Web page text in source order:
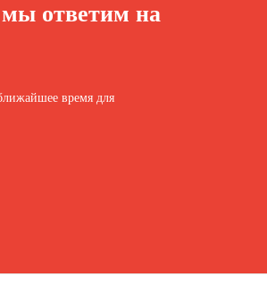
мы ответим на
время для